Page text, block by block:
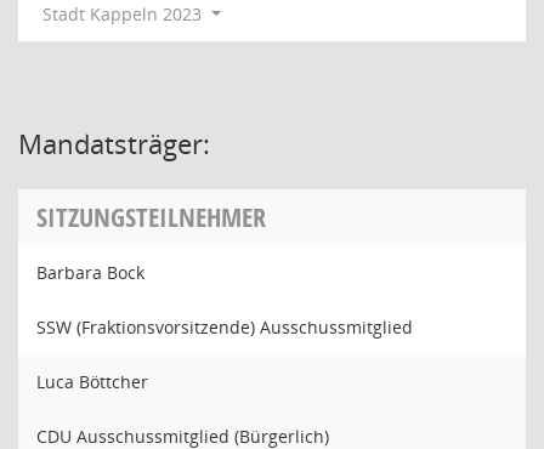
Stadt Kappeln 2023
Mandatsträger:
SITZUNGSTEILNEHMER
Barbara Bock
SSW (Fraktionsvorsitzende) Ausschussmitglied
Luca Böttcher
CDU Ausschussmitglied (Bürgerlich)